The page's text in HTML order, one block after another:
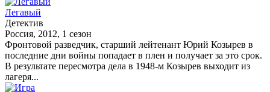
Легавый
Детектив
Россия, 2012, 1 сезон
Фронтовой разведчик, старший лейтенант Юрий Козырев в
последние дни войны попадает в плен и получает за это срок.
В результате пересмотра дела в 1948-м Козырев выходит из
лагеря...